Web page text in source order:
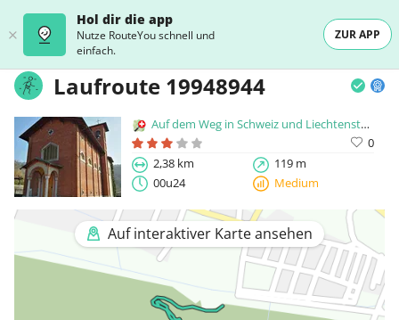
Hol dir die app
Nutze RouteYou schnell und
einfach.
ZUR APP
Laufroute 19948944
Auf dem Weg in Schweiz und Liechtenstein
0
2,38 km
119 m
00u24
Medium
Auf interaktiver Karte ansehen